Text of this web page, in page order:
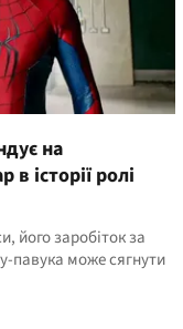
на
історії ролі
його заробіток за
павука може сягнути